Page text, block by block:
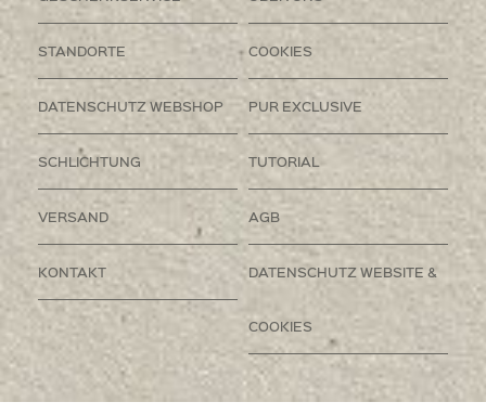
STANDORTE COOKIES
DATENSCHUTZ WEBSHOP PUR EXCLUSIVE
SCHLICHTUNG TUTORIAL
VERSAND AGB
KONTAKT DATENSCHUTZ WEBSITE &
COOKIES